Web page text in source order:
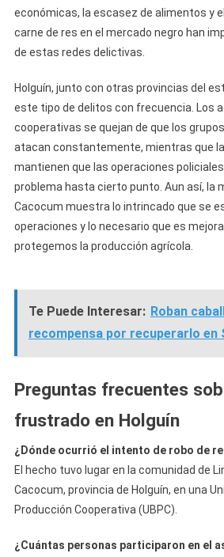
económicas, la escasez de alimentos y
carne de res en el mercado negro han
de estas redes delictivas.
Holguín, junto con otras provincias del
este tipo de delitos con frecuencia. Los
cooperativas se quejan de que los
atacan constantemente, mientras que
mantienen que las operaciones
problema hasta cierto punto. Aun así, la
Cacocum muestra lo intrincado que se
operaciones y lo necesario que es
protegemos la producción agrícola.
Te Puede Interesar: Roban
recompensa por recuperarlo en
Preguntas frecuentes
frustrado en Holguín
¿Dónde ocurrió el intento de robo de
El hecho tuvo lugar en la comunidad de
Cacocum, provincia de Holguín, en una
Producción Cooperativa (UBPC).
¿Cuántas personas participaron en el